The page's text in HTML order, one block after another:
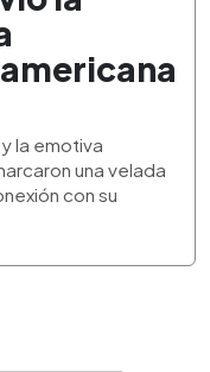
la emotiva
una velada
con su